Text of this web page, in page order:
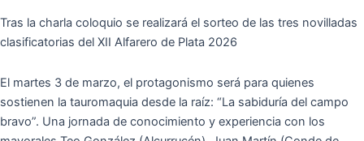
Tras la charla coloquio se realizará el sorteo de las tres novilladas
clasificatorias del XII Alfarero de Plata 2026
El martes 3 de marzo, el protagonismo será para quienes
sostienen la tauromaquia desde la raíz: “La sabiduría del campo
bravo”. Una jornada de conocimiento y experiencia con los